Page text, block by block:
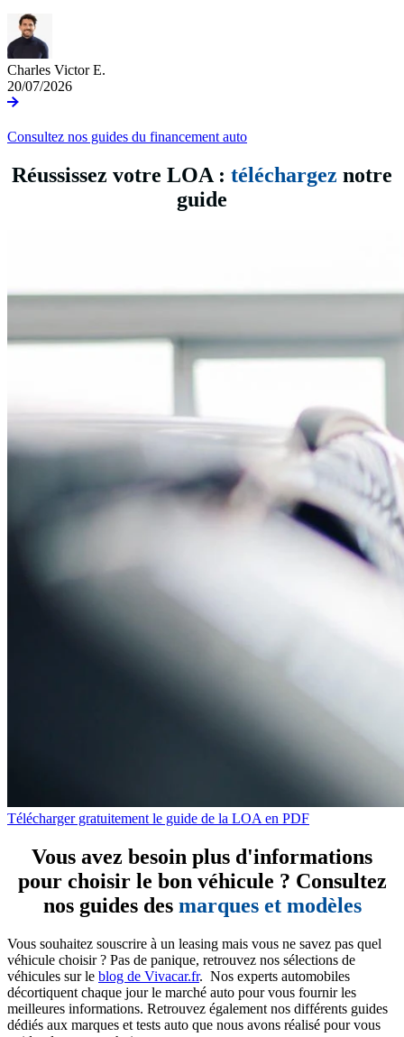
Charles Victor E.
20/07/2026
Consultez nos guides du financement auto
Réussissez votre LOA : téléchargez notre
guide
Télécharger gratuitement le guide de la LOA en PDF
Vous avez besoin plus d'informations
pour choisir le bon véhicule ? Consultez
nos guides des marques et modèles
Vous souhaitez souscrire à un leasing mais vous ne savez pas quel
véhicule choisir ? Pas de panique, retrouvez nos sélections de
véhicules sur le blog de Vivacar.fr. Nos experts automobiles
décortiquent chaque jour le marché auto pour vous fournir les
meilleures informations. Retrouvez également nos différents guides
dédiés aux marques et tests auto que nous avons réalisé pour vous